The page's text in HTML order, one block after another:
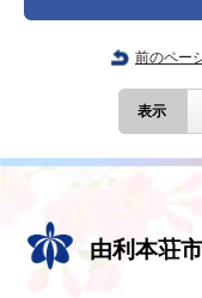
前のペー
表示
由利本荘